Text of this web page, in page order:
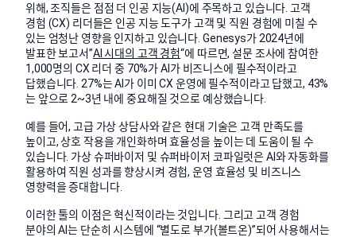
위해, 조직들은 점점 더 인공 지능(AI)에 주목하고 있습니다. 고객
경험 (CX) 리더들은 인공 지능 도구가 고객 및 직원 경험에 미칠 수
있는 엄청난 영향을 인지하고 있습니다. Genesys가 2024년에
발표한 보고서”AI 시대의 고객 경험“에 따르면, 설문 조사에 참여한
1,000명의 CX 리더 중 70%가 AI가 비즈니스에 필수적이라고
답했습니다. 27%는 AI가 이미 CX 운영에 필수적이라고 답했고, 43%
는 앞으로 2~3년 내에 중요해질 것으로 예상했습니다.
예를 들어, 고급 가상 상담사와 같은 현대 기술은 고객 만족도를
높이고, 상호 작용을 개인화하며 효율성을 높이는 데 도움이 될 수
있습니다. 가상 슈퍼바이저 및 슈퍼바이저 코파일럿은 AI와 자동화를
활용하여 직원 성과를 향상시켜 경험, 운영 효율성 및 비즈니스
영향력을 증대합니다.
이러한 툴의 이점은 혁신적이라는 것입니다. 그리고 고객 경험
분야의 AI는 단순히 시스템에 “별도로 부가(볼트온)”되어 사용해서는